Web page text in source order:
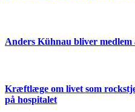
Anders Kühnau bliver
Kræftlæge om livet som
på hospitalet